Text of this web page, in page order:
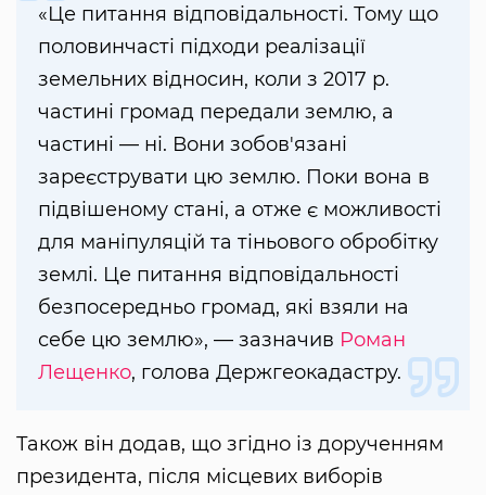
«Це питання відповідальності. Тому що
половинчасті підходи реалізації
земельних відносин, коли з 2017 р.
частині громад передали землю, а
частині — ні. Вони зобов'язані
зареєструвати цю землю. Поки вона в
підвішеному стані, а отже є можливості
для маніпуляцій та тіньового обробітку
землі. Це питання відповідальності
безпосередньо громад, які взяли на
себе цю землю», — зазначив Роман
Лещенко, голова Держгеокадастру.
Також він додав, що згідно із дорученням
президента, після місцевих виборів